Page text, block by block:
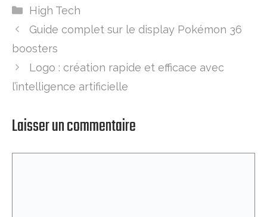
Catégories
High Tech
Guide complet sur le display Pokémon 36
boosters
Logo : création rapide et efficace avec
l’intelligence artificielle
Laisser un commentaire